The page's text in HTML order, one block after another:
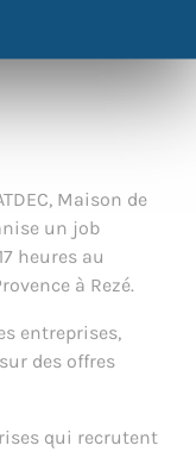
Maison de
un job
heures au
à Rezé.
entreprises,
des offres
qui recrutent